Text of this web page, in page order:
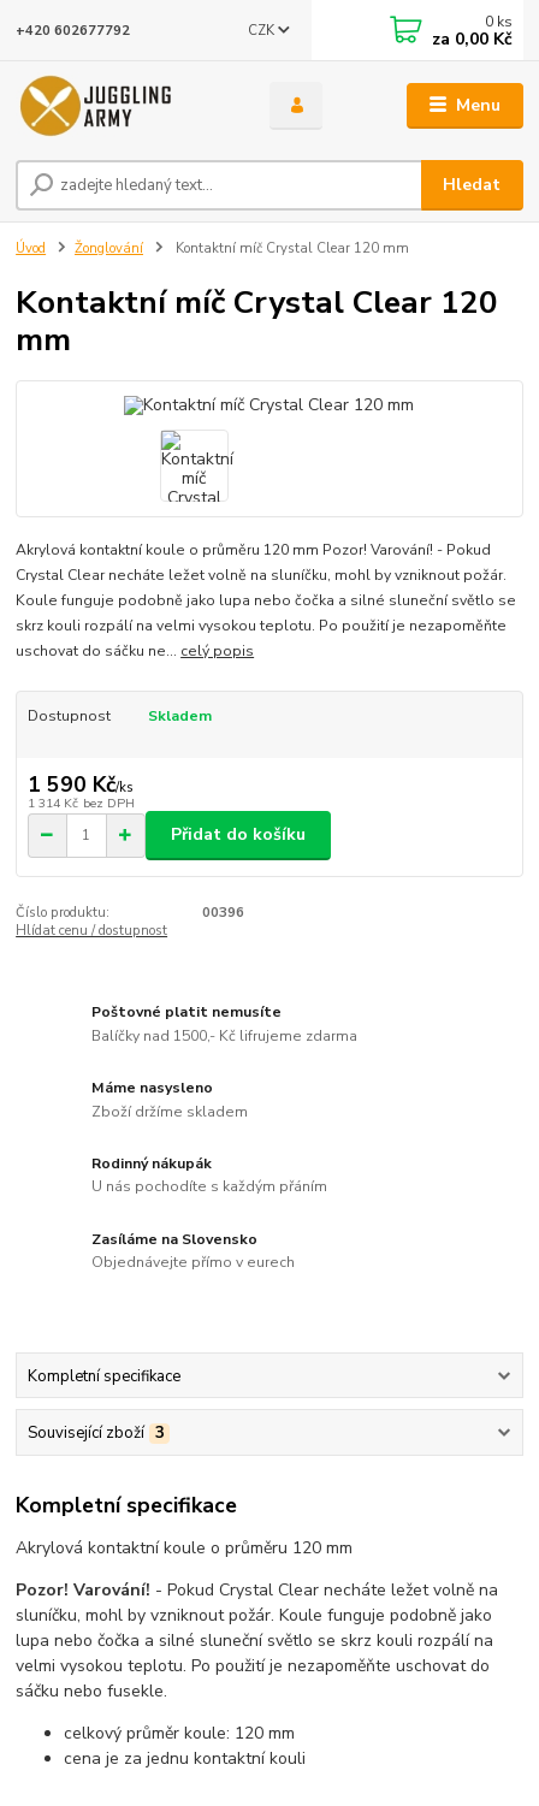
Menu
CZK
Hledat
+420 602677792 0 ks
za 0,00 Kč
Úvod Žonglování Kontaktní míč Crystal Clear 120 mm
Kontaktní míč Crystal Clear 120
mm
Akrylová kontaktní koule o průměru 120 mm Pozor! Varování! - Pokud
Crystal Clear necháte ležet volně na sluníčku, mohl by vzniknout požár.
Koule funguje podobně jako lupa nebo čočka a silné sluneční světlo se
skrz kouli rozpálí na velmi vysokou teplotu. Po použití je nezapoměňte
uschovat do sáčku ne... celý popis
Dostupnost Skladem
1 590 Kč/ks
1 314 Kč bez DPH
Přidat do košíku
Číslo produktu:
00396
Hlídat cenu / dostupnost
Poštovné platit nemusíte
Balíčky nad 1500,- Kč lifrujeme zdarma
Máme nasysleno
Zboží držíme skladem
Rodinný nákupák
U nás pochodíte s každým přáním
Zasíláme na Slovensko
Objednávejte přímo v eurech
Kompletní specifikace
Související zboží 3
Kompletní specifikace
Akrylová kontaktní koule o průměru 120 mm
Pozor! Varování! - Pokud Crystal Clear necháte ležet volně na
sluníčku, mohl by vzniknout požár. Koule funguje podobně jako
lupa nebo čočka a silné sluneční světlo se skrz kouli rozpálí na
velmi vysokou teplotu. Po použití je nezapoměňte uschovat do
sáčku nebo fusekle.
celkový průměr koule: 120 mm
cena je za jednu kontaktní kouli